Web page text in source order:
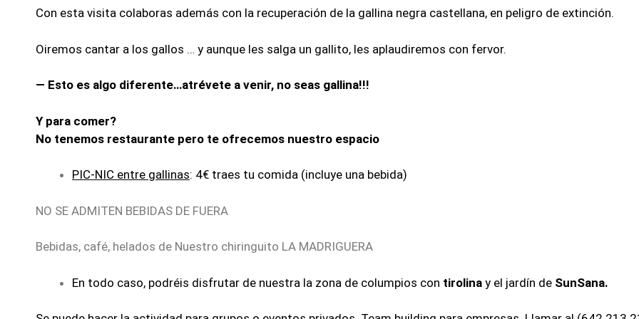
Con esta visita colaboras además con la recuperación de la gallina negra castellana, en peligro de extinción.
Oiremos cantar a los gallos … y aunque les salga un gallito, les aplaudiremos con fervor.
— Esto es algo diferente…atrévete a venir, no seas gallina!!!
Y para comer?
No tenemos restaurante pero te ofrecemos nuestro espacio
PIC-NIC entre gallinas: 4€ traes tu comida (incluye una bebida)
NO SE ADMITEN BEBIDAS DE FUERA
Bebidas, café, helados de Nuestro chiringuito LA MADRIGUERA
En todo caso, podréis disfrutar de nuestra la zona de columpios con tirolina y el jardín de SunSana.